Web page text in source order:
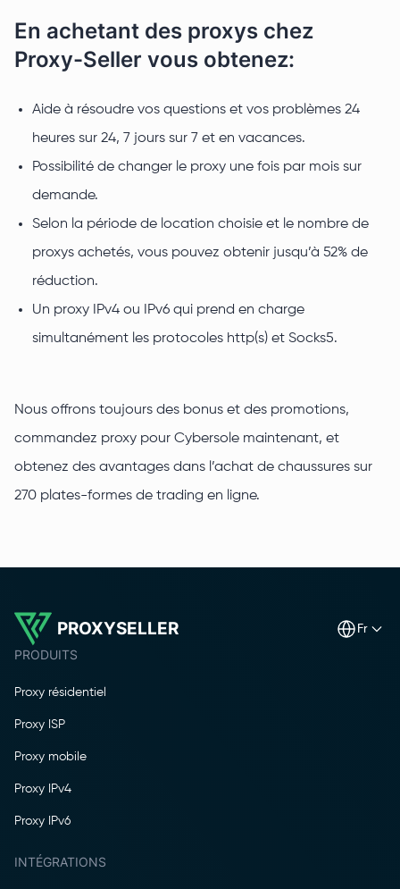
En achetant des proxys chez
Proxy-Seller vous obtenez:
Aide à résoudre vos questions et vos problèmes 24
heures sur 24, 7 jours sur 7 et en vacances.
Possibilité de changer le proxy une fois par mois sur
demande.
Selon la période de location choisie et le nombre de
proxys achetés, vous pouvez obtenir jusqu’à 52% de
réduction.
Un proxy IPv4 ou IPv6 qui prend en charge
simultanément les protocoles http(s) et Socks5.
Nous offrons toujours des bonus et des promotions,
commandez proxy pour Cybersole maintenant, et
obtenez des avantages dans l’achat de chaussures sur
270 plates-formes de trading en ligne.
PROXYSELLER fr
PRODUITS
Proxy résidentiel
Proxy ISP
Proxy mobile
Proxy IPv4
Proxy IPv6
INTÉGRATIONS